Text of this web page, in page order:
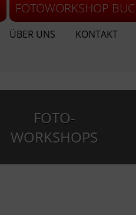
FOTOWORKSHOP
ÜBER UNS KONTAKT
FOTO-
WORKSHOPS